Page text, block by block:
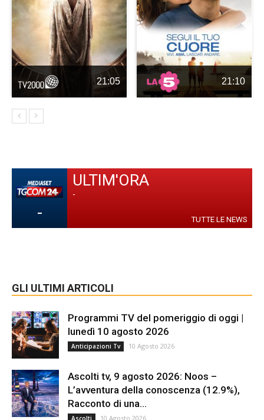
21:05 21:10
-
ULTIM'ORA
-
TUTTE LE NEWS
GLI ULTIMI ARTICOLI
Programmi TV del pomeriggio di oggi |
lunedì 10 agosto 2026
Anticipazioni Tv 10 Agosto 2026
Ascolti tv, 9 agosto 2026: Noos –
L’avventura della conoscenza (12.9%),
Racconto di una...
Ascolti 10 Agosto 2026